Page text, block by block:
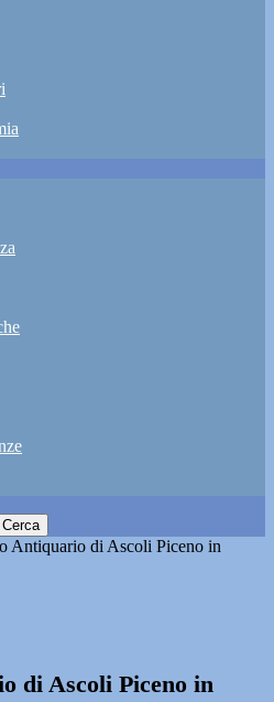
Antiquario di Ascoli Piceno in
di Ascoli Piceno in